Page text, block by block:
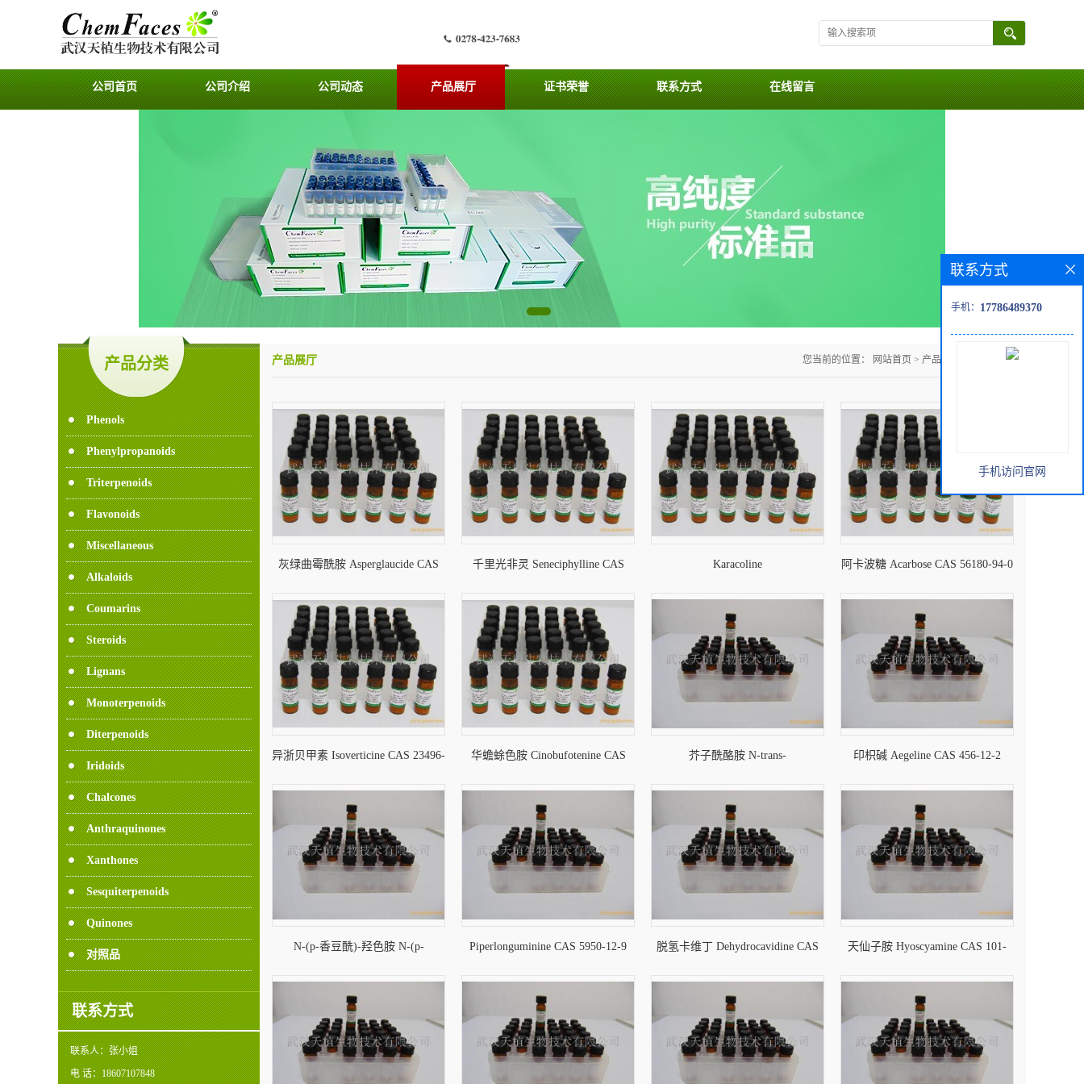
公司首页 公司介绍 公司动态 产品展厅 证书荣誉 联系方式 在线留言
产品分类
Phenols
Phenylpropanoids
Triterpenoids
Flavonoids
Miscellaneous
Alkaloids
Coumarins
Steroids
Lignans
Monoterpenoids
Diterpenoids
Iridoids
Chalcones
Anthraquinones
Xanthones
Sesquiterpenoids
Quinones
对照品
联系方式
联系人：张小姐
电 话：18607107848
产品展厅 您当前的位置： 网站首页 > 产品展厅
灰绿曲霉酰胺 Asperglaucide CAS
千里光非灵 Seneciphylline CAS
Karacoline 阿卡波糖 Acarbose CAS 56180-94-0
异浙贝甲素 Isoverticine CAS 23496-
华蟾蜍色胺 Cinobufotenine CAS
芥子酰酪胺 N-trans-
印枳碱 Aegeline CAS 456-12-2
N-(p-香豆酰)-羟色胺 N-(p-
24-
Piperlonguminine CAS 5950-12-9
脱氢卡维丁 Dehydrocavidine CAS
天仙子胺 Hyoscyamine CAS 101-
联系方式
手机： 17786489370
手机访问官网